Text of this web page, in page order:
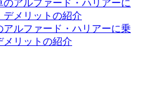
アルファード・ハリアーに乗
メリットの紹介